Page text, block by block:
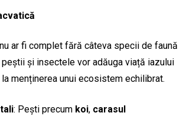
ar fi complet fără câteva specii de faună
și insectele vor adăuga viață iazului
menținerea unui ecosistem echilibrat.
: Pești precum koi, carasul